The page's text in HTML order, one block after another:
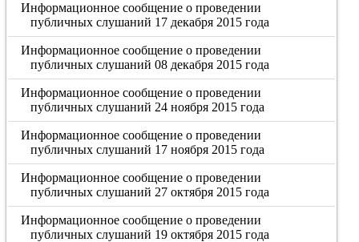
Информационное сообщение о проведении
публичных слушаний 17 декабря 2015 года
Информационное сообщение о проведении
публичных слушаний 08 декабря 2015 года
Информационное сообщение о проведении
публичных слушаний 24 ноября 2015 года
Информационное сообщение о проведении
публичных слушаний 17 ноября 2015 года
Информационное сообщение о проведении
публичных слушаний 27 октября 2015 года
Информационное сообщение о проведении
публичных слушаний 19 октября 2015 года